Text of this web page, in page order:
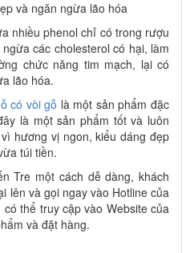
và ngăn ngừa lão hóa
nhiều phenol chỉ có trong rượu
các cholesterol có hại, làm
chức năng tim mạch, lại có
lão hóa.
có vòi gỗ là một sản phẩm đặc
là một sản phẩm tốt và luôn
hương vị ngon, kiểu dáng đẹp
túi tiền.
Tre một cách dễ dàng, khách
lên và gọi ngay vào Hotline của
thể truy cập vào Website của
và đặt hàng.